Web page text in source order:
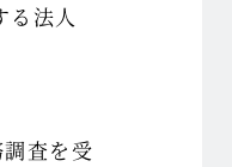
る法人
査を受